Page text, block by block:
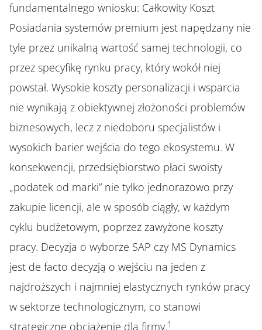
fundamentalnego wniosku: Całkowity Koszt
Posiadania systemów premium jest napędzany nie
tyle przez unikalną wartość samej technologii, co
przez specyfikę rynku pracy, który wokół niej
powstał. Wysokie koszty personalizacji i wsparcia
nie wynikają z obiektywnej złożoności problemów
biznesowych, lecz z niedoboru specjalistów i
wysokich barier wejścia do tego ekosystemu. W
konsekwencji, przedsiębiorstwo płaci swoisty
„podatek od marki” nie tylko jednorazowo przy
zakupie licencji, ale w sposób ciągły, w każdym
cyklu budżetowym, poprzez zawyżone koszty
pracy. Decyzja o wyborze SAP czy MS Dynamics
jest de facto decyzją o wejściu na jeden z
najdroższych i najmniej elastycznych rynków pracy
w sektorze technologicznym, co stanowi
strategiczne obciążenie dla firmy.1